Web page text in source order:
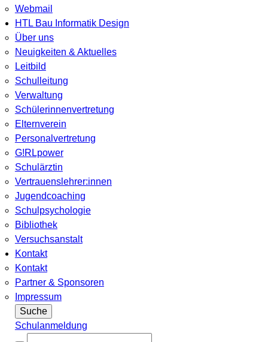
Webmail
HTL Bau Informatik Design
Über uns
Neuigkeiten & Aktuelles
Leitbild
Schulleitung
Verwaltung
Schülerinnenvertretung
Elternverein
Personalvertretung
G!RLpower
Schulärztin
Vertrauenslehrer:innen
Jugendcoaching
Schulpsychologie
Bibliothek
Versuchsanstalt
Kontakt
Kontakt
Partner & Sponsoren
Impressum
Suche
Schulanmeldung